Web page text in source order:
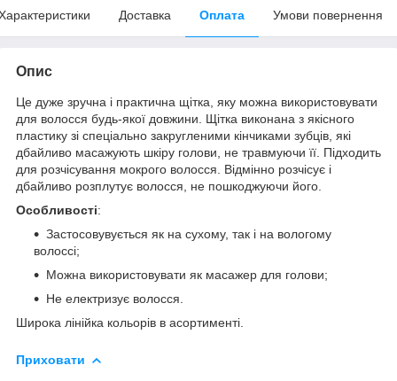
Доставка Оплата Умови повернення
Опис
Це дуже зручна і практична щітка, яку можна використовувати
для волосся будь-якої довжини. Щітка виконана з якісного
пластику зі спеціально закругленими кінчиками зубців, які
дбайливо масажують шкіру голови, не травмуючи її. Підходить
для розчісування мокрого волосся. Відмінно розчісує і
дбайливо розплутує волосся, не пошкоджуючи його.
Особливості:
Застосовувується як на сухому, так і на вологому
волоссі;
Можна використовувати як масажер для голови;
Не електризує волосся.
Широка лінійка кольорів в асортименті.
Приховати